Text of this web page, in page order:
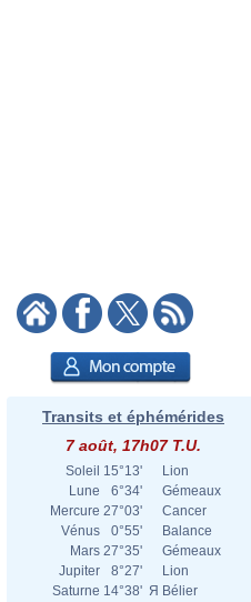
Transits et éphémérides
7 août, 17h07 T.U.
Soleil 15°13'
Lion
Lune
6°34'
Gémeaux
Mercure 27°03'
Cancer
Vénus
0°55'
Balance
Mars 27°35'
Gémeaux
Jupiter
8°27'
Lion
Saturne 14°38' Я Bélier